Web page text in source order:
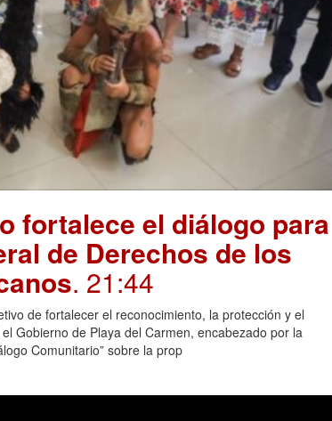
fortalece el diálogo para
de Derechos de los
. 21:44
de fortalecer el reconocimiento, la protección y el
Gobierno de Playa del Carmen, encabezado por la
Comunitario” sobre la prop